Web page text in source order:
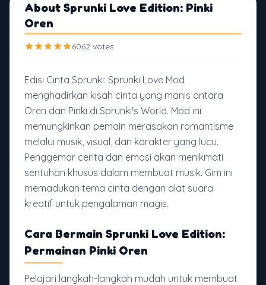
About Sprunki Love Edition: Pinki
Oren
6062 votes
Edisi Cinta Sprunki: Sprunki Love Mod
menghadirkan kisah cinta yang manis antara
Oren dan Pinki di Sprunki's World. Mod ini
memungkinkan pemain merasakan romantisme
melalui musik, visual, dan karakter yang lucu.
Penggemar cerita dan emosi akan menikmati
sentuhan khusus dalam membuat musik. Gim ini
memadukan tema cinta dengan alat suara
kreatif untuk pengalaman magis.
Cara Bermain Sprunki Love Edition:
Permainan Pinki Oren
Pelajari langkah-langkah mudah untuk membuat